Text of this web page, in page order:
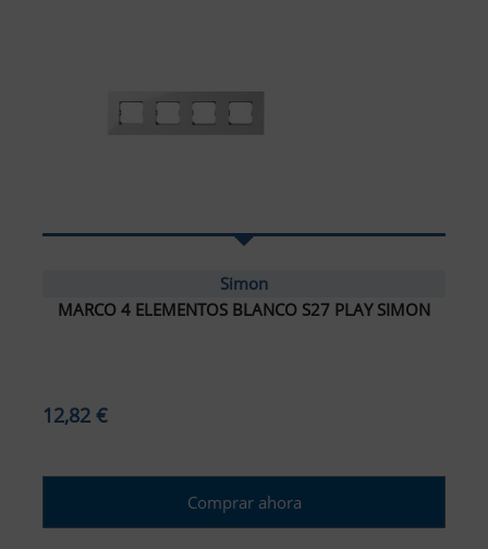
Simon
MARCO 4 ELEMENTOS BLANCO S27 PLAY SIMON
12,82 €
Comprar ahora